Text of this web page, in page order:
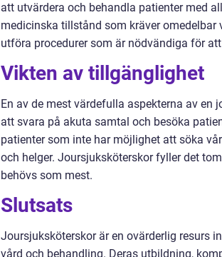
att utvärdera och behandla patienter med
medicinska tillstånd som kräver omedelbar
utföra procedurer som är nödvändiga för
Vikten av tillgänglighet
En av de mest värdefulla aspekterna av en
att svara på akuta samtal och besöka
patienter som inte har möjlighet att söka
och helger. Joursjuksköterskor fyller det
behövs som mest.
Slutsats
Joursjuksköterskor är en ovärderlig resurs
vård och behandling. Deras utbildning,